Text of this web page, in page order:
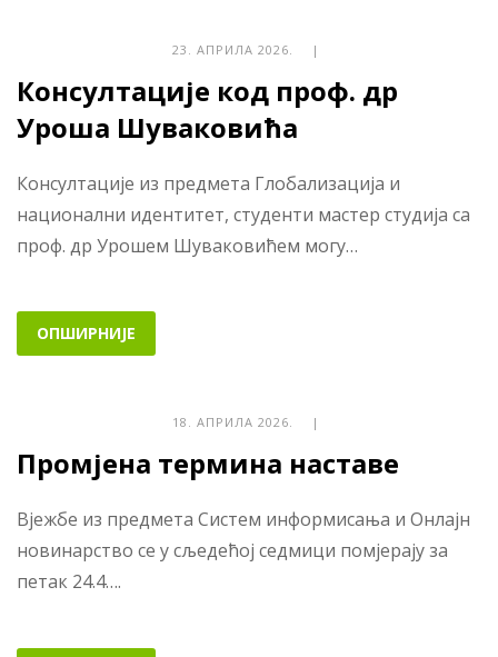
23. АПРИЛА 2026. |
Консултације код проф. др
Уроша Шуваковића
Консултације из предмета Глобализација и
национални идентитет, студенти мастер студија са
проф. др Урошем Шуваковићем могу…
ОПШИРНИЈЕ
18. АПРИЛА 2026. |
Промјена термина наставе
Вјежбе из предмета Систем информисања и Онлајн
новинарство се у сљедећој седмици помјерају за
петак 24.4….